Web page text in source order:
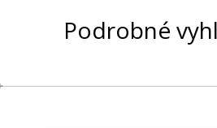
Podrobné